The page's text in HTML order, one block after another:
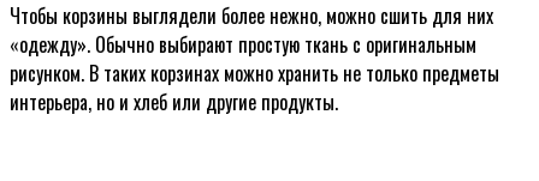
Чтобы корзины выглядели более нежно, можно сшить для них
«одежду». Обычно выбирают простую ткань с оригинальным
рисунком. В таких корзинах можно хранить не только предметы
интерьера, но и хлеб или другие продукты.